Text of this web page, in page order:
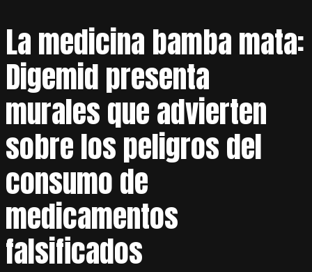
La medicina bamba mata:
Digemid presenta
murales que advierten
sobre los peligros del
consumo de
medicamentos
falsificados